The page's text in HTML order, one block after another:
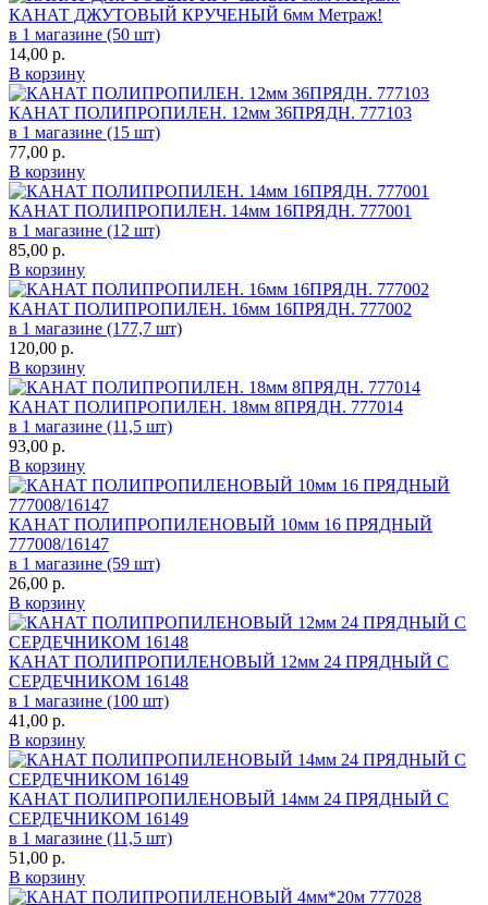
КАНАТ ДЖУТОВЫЙ КРУЧЕНЫЙ 6мм Метраж!
в 1 магазине (50 шт)
14,00 р.
В корзину
КАНАТ ПОЛИПРОПИЛЕН. 12мм 36ПРЯДН. 777103
в 1 магазине (15 шт)
77,00 р.
В корзину
КАНАТ ПОЛИПРОПИЛЕН. 14мм 16ПРЯДН. 777001
в 1 магазине (12 шт)
85,00 р.
В корзину
КАНАТ ПОЛИПРОПИЛЕН. 16мм 16ПРЯДН. 777002
в 1 магазине (177,7 шт)
120,00 р.
В корзину
КАНАТ ПОЛИПРОПИЛЕН. 18мм 8ПРЯДН. 777014
в 1 магазине (11,5 шт)
93,00 р.
В корзину
КАНАТ ПОЛИПРОПИЛЕНОВЫЙ 10мм 16 ПРЯДНЫЙ
777008/16147
в 1 магазине (59 шт)
26,00 р.
В корзину
КАНАТ ПОЛИПРОПИЛЕНОВЫЙ 12мм 24 ПРЯДНЫЙ С
СЕРДЕЧНИКОМ 16148
в 1 магазине (100 шт)
41,00 р.
В корзину
КАНАТ ПОЛИПРОПИЛЕНОВЫЙ 14мм 24 ПРЯДНЫЙ С
СЕРДЕЧНИКОМ 16149
в 1 магазине (11,5 шт)
51,00 р.
В корзину